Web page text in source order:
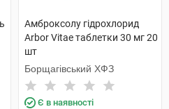
Амброксолу гідрохлорид
Arbor Vitae таблетки 30 мг 20
шт
Борщагівський ХФЗ
Є в наявності